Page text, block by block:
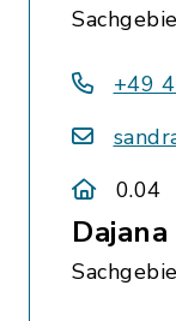
+49
0.04